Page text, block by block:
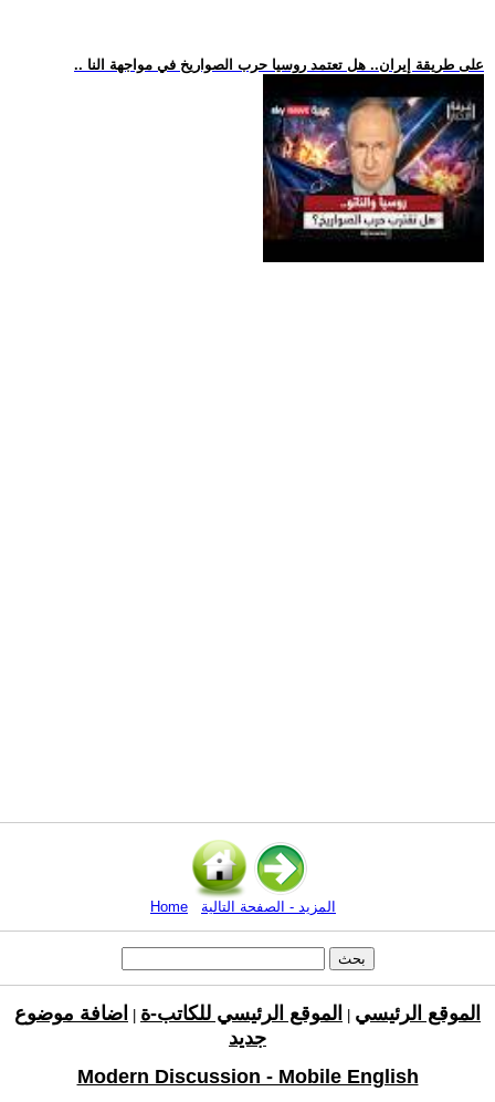
.. على طريقة إيران.. هل تعتمد روسيا حرب الصواريخ في مواجهة النا
Home المزيد - الصفحة التالية
الموقع الرئيسي الموقع الرئيسي للكاتب-ة
اضافة موضوع
جديد
Modern Discussion - Mobile English